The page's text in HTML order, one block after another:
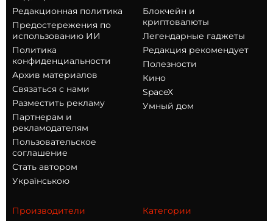
Редакционная политика
Предостережения по
использованию ИИ
Политика
конфиденциальности
Архив материалов
Связаться с нами
Разместить рекламу
Партнерам и
рекламодателям
Пользовательское
соглашение
Стать автором
Українською
Блокчейн и
криптовалюты
Легендарные гаджеты
Редакция рекомендует
Полезности
Кино
SpaceX
Умный дом
Производители
Категории